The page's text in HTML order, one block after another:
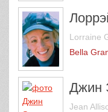
Lorraine
Bella
Джин
Jean